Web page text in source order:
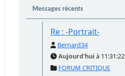
Messages récents
Re : -Portrait-
Bernard34
Aujourd'hui à 11:31:22
FORUM CRITIQUE